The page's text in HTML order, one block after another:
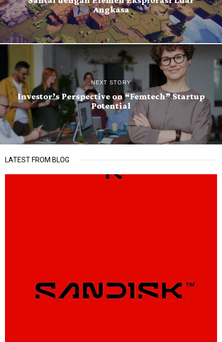
Angkasa
NEXT STORY
Investor’s Perspective on “Femtech” Startup
Potential
LATEST FROM BLOG